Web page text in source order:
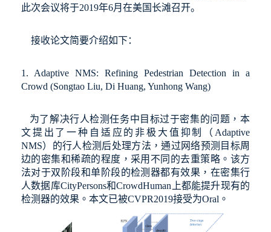
此次会议将于2019年6月在美国长滩召开。
接收论文简要介绍如下：
1. Adaptive NMS: Refining Pedestrian Detection in a
Crowd (Songtao Liu, Di Huang, Yunhong Wang)
为了解决行人检测任务中目标过于密集的问题，本
文提出了一种自适应的非极大值抑制（ Adaptive
NMS）的行人检测后处理方法，通过网络预测目标周
边的密集和稀疏的程度，采用不同的去重策略。该方
法对于双阶段和单阶段的检测器都有效果，在密集行
人数据库CityPersons和CrowdHuman 上都能提升现有的
检测器的效果。本文已被CVPR2019接受为Oral 。